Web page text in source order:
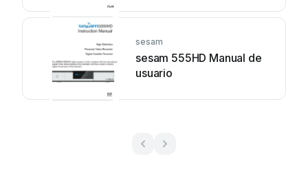
sesam
sesam 555HD Manual de
usuario